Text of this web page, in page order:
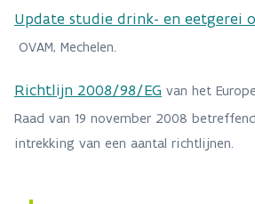
Update studie drink- en eetgerei
OVAM, Mechelen.
Richtlijn 2008/98/EG van het
Raad van 19 november 2008
intrekking van een aantal richtlijnen.